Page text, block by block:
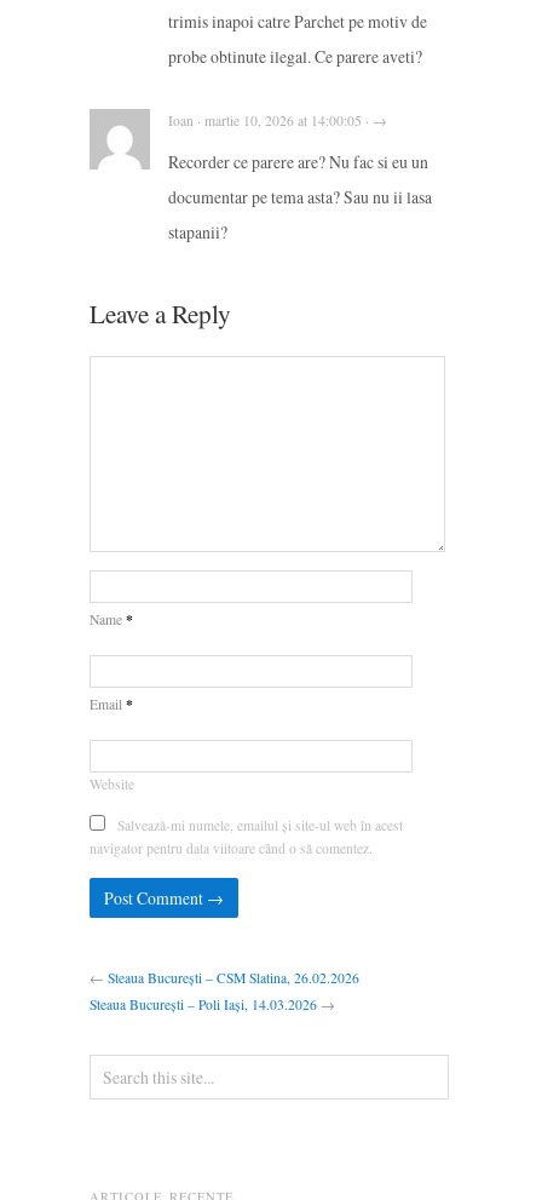
trimis inapoi catre Parchet pe motiv de
probe obtinute ilegal. Ce parere aveti?
Ioan · martie 10, 2026 at 14:00:05 · →
Recorder ce parere are? Nu fac si eu un
documentar pe tema asta? Sau nu ii lasa
stapanii?
Leave a Reply
Name *
Email *
Website
Salvează-mi numele, emailul și site-ul web în acest
navigator pentru data viitoare când o să comentez.
← Steaua București – CSM Slatina, 26.02.2026
Steaua București – Poli Iași, 14.03.2026 →
ARTICOLE RECENTE